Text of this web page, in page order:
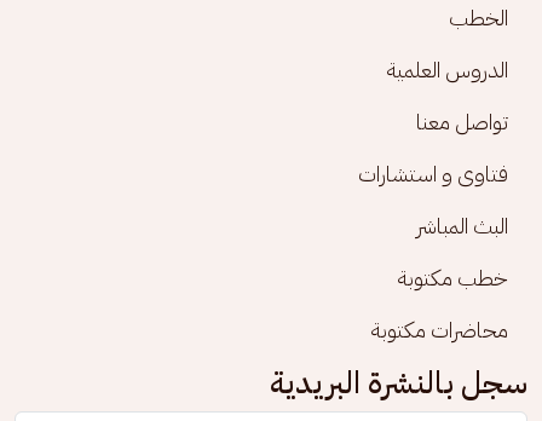
الخطب
الدروس العلمية
تواصل معنا
فتاوى و استشارات
البث المباشر
خطب مكتوبة
محاضرات مكتوبة
سجل بالنشرة البريدية